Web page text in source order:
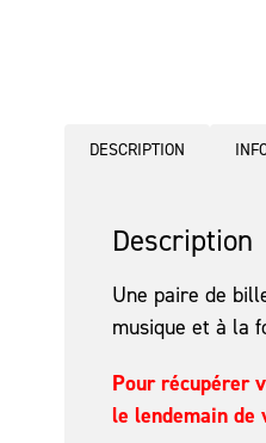
DESCRIPTION
Description
Une paire de
musique et à la
Pour récupérer
le lendemain de